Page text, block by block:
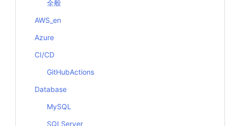
全般
AWS_en
Azure
CI/CD
GitHubActions
Database
MySQL
SQLServer